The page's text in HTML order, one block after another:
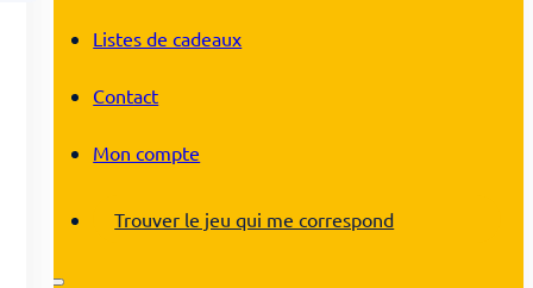
Listes de cadeaux
Contact
Mon compte
Trouver le jeu qui me correspond